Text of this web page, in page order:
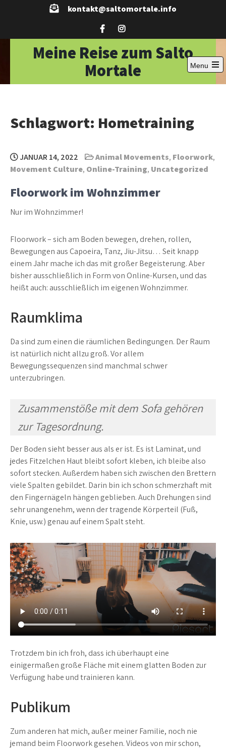
kontakt@saltomortale.info
Meine Reise zum Salto
Mortale
Menu
Open
Schlagwort: Hometraining
JANUAR 14, 2022 Animal Movements, Floorwork,
Movement Culture, Online-Training, Uncategorized
Floorwork im Wohnzimmer
Nur im Wohnzimmer!
Floorwork – sich am Boden bewegen, drehen, rollen,
Bewegungen aus Capoeira, Tanz, Jiu-Jitsu… Seit knapp
einem Jahr mache ich das mit großer Begeisterung. Aber
bisher ausschließlich in Form von Online-Kursen, und das
heißt auch: ausschließlich im eigenen Wohnzimmer.
Raumklima
Da sind zum einen die räumlichen Bedingungen. Der Raum
ist natürlich nicht allzu groß. Vor allem
Bewegungssequenzen sind manchmal schwer
unterzubringen.
Zusammenstöße mit dem Sofa gehören
zur Tagesordnung.
Der Boden sieht besser aus als er ist. Es ist Laminat, und
jedes Fitzelchen Haut bleibt sofort kleben, ich bleibe also
sofort stecken. Außerdem haben sich zwischen den Brettern
viele Spalten gebildet. Darin bin ich schon schmerzhaft mit
den Fingernägeln hängen geblieben. Auch Drehungen sind
sehr unangenehm, wenn der tragende Körperteil (Fuß,
Knie, usw.) genau auf einem Spalt steht.
Trotzdem bin ich froh, dass ich überhaupt eine
einigermaßen große Fläche mit einem glatten Boden zur
Verfügung habe und trainieren kann.
Publikum
Zum anderen hat mich, außer meiner Familie, noch nie
jemand beim Floorwork gesehen. Videos von mir schon,